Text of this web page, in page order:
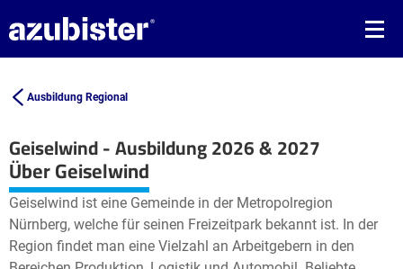
Ausbildung Regional
Geiselwind - Ausbildung 2026 & 2027
+
−
Leaflet| ©OpenStreetMap2
Über Geiselwind
Geiselwind ist eine Gemeinde in der Metropolregion
Nürnberg, welche für seinen Freizeitpark bekannt ist. In der
Region findet man eine Vielzahl an Arbeitgebern in den